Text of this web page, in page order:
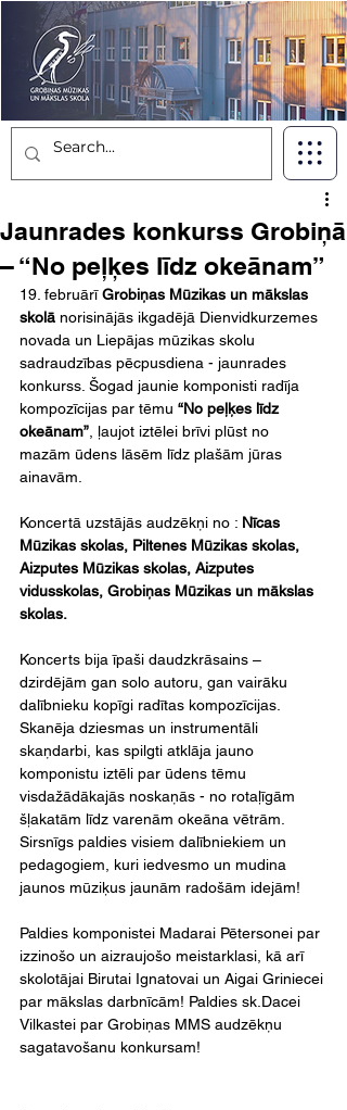
Jaunrades konkurss Grobiņā
– “No peļķes līdz okeānam”
19. februārī Grobiņas Mūzikas un mākslas
skolā norisinājās ikgadējā Dienvidkurzemes
novada un Liepājas mūzikas skolu
sadraudzības pēcpusdiena - jaunrades
konkurss. Šogad jaunie komponisti radīja
kompozīcijas par tēmu “No peļķes līdz
okeānam” , ļaujot iztēlei brīvi plūst no
mazām ūdens lāsēm līdz plašām jūras
ainavām.
Koncertā uzstājās audzēkņi no : Nīcas
Mūzikas skolas, Piltenes Mūzikas skolas,
Aizputes Mūzikas skolas, Aizputes
vidusskolas, Grobiņas Mūzikas un mākslas
skolas.
Koncerts bija īpaši daudzkrāsains –
dzirdējām gan solo autoru, gan vairāku
dalībnieku kopīgi radītas kompozīcijas.
Skanēja dziesmas un instrumentāli
skaņdarbi, kas spilgti atklāja jauno
komponistu iztēli par ūdens tēmu
visdažādākajās noskaņās - no rotaļīgām
šļakatām līdz varenām okeāna vētrām.
Sirsnīgs paldies visiem dalībniekiem un
pedagogiem, kuri iedvesmo un mudina
jaunos mūziķus jaunām radošām idejām!
Paldies komponistei Madarai Pētersonei par
izzinošo un aizraujošo meistarklasi, kā arī
skolotājai Birutai Ignatovai un Aigai Griniecei
par mākslas darbnīcām! Paldies sk.Dacei
Vilkastei par Grobiņas MMS audzēkņu
sagatavošanu konkursam!